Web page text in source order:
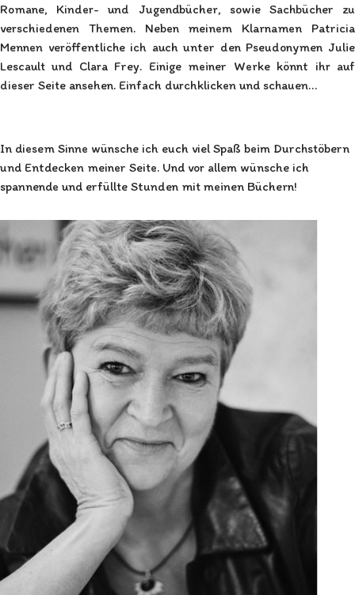
Romane, Kinder- und Jugendbücher, sowie Sachbücher zu
verschiedenen Themen. Neben meinem Klarnamen Patricia
Mennen veröffentliche ich auch unter den Pseudonymen Julie
Lescault und Clara Frey. Einige meiner Werke könnt ihr auf
dieser Seite ansehen. Einfach durchklicken und schauen…
In diesem Sinne wünsche ich euch viel Spaß beim Durchstöbern
und Entdecken meiner Seite. Und vor allem wünsche ich
spannende und erfüllte Stunden mit meinen Büchern!